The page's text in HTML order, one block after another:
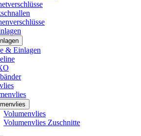
& Einlagen
Volumenvlies
Volumenvlies Zuschnitte